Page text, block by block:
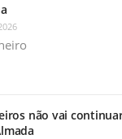
não vai